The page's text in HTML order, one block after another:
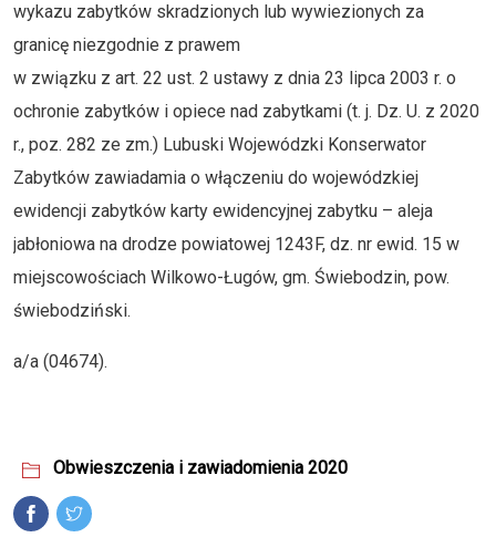
wykazu zabytków skradzionych lub wywiezionych za
granicę niezgodnie z prawem
w związku z art. 22 ust. 2 ustawy z dnia 23 lipca 2003 r. o
ochronie zabytków i opiece nad zabytkami (t. j. Dz. U. z 2020
r., poz. 282 ze zm.) Lubuski Wojewódzki Konserwator
Zabytków zawiadamia o włączeniu do wojewódzkiej
ewidencji zabytków karty ewidencyjnej zabytku – aleja
jabłoniowa na drodze powiatowej 1243F, dz. nr ewid. 15 w
miejscowościach Wilkowo-Ługów, gm. Świebodzin, pow.
świebodziński.
a/a (04674).
Obwieszczenia i zawiadomienia 2020